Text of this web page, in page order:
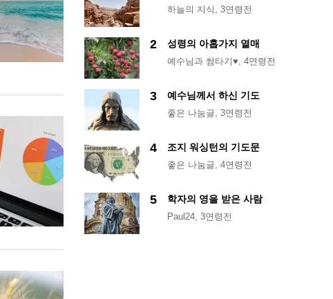
하늘의 지식 , 3연령전
2 성령의 아홉가지 열매
예수님과 썸타기♥, 4연령전
3 예수님께서 하신 기도
좋은 나눔글, 3연령전
4 조지 워싱턴의 기도문
좋은 나눔글, 4연령전
5 학자의 영을 받은 사람
Paul24, 3연령전